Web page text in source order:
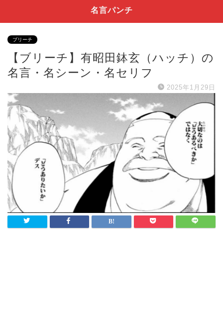
名言パンチ
ブリーチ
【ブリーチ】有昭田鉢玄（ハッチ）の
名言・名シーン・名セリフ
2025年1月29日